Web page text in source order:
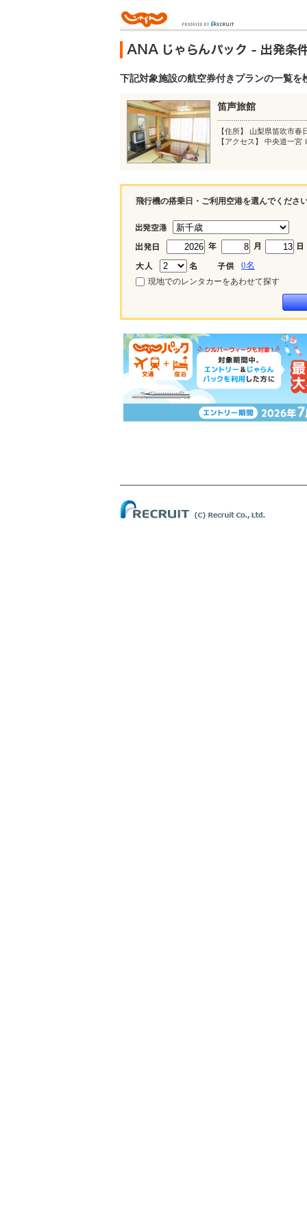
下記対象施設の航空券付きプランの一覧を
笛声旅館
【住所】 山梨県笛吹市春
【アクセス】 中央道一
飛行機の搭乗日・ご利用空港を選んでくださ
0名
現地でのレンタカーをあわせて探す